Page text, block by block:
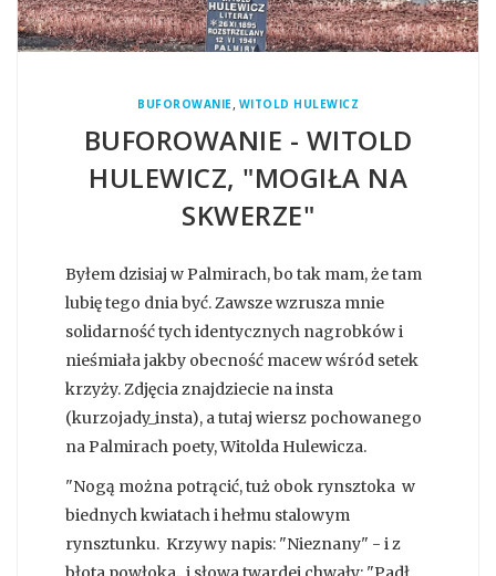
BUFOROWANIE, WITOLD HULEWICZ
BUFOROWANIE - WITOLD
HULEWICZ, "MOGIŁA NA
SKWERZE"
Byłem dzisiaj w Palmirach, bo tak mam, że tam
lubię tego dnia być. Zawsze wzrusza mnie
solidarność tych identycznych nagrobków i
nieśmiała jakby obecność macew wśród setek
krzyży. Zdjęcia znajdziecie na insta
(kurzojady_insta), a tutaj wiersz pochowanego
na Palmirach poety, Witolda Hulewicza.
"Nogą można potrącić, tuż obok rynsztoka w
biednych kwiatach i hełmu stalowym
rynsztunku. Krzywy napis: "Nieznany" - i z